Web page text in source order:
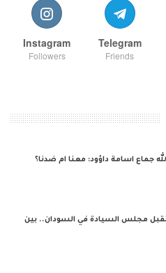
Telegram
Friends
Instagram
Followers
جماع اسامة داؤود: معنا ام ضدنا؟
مجلس السيادة في السودان.. بين